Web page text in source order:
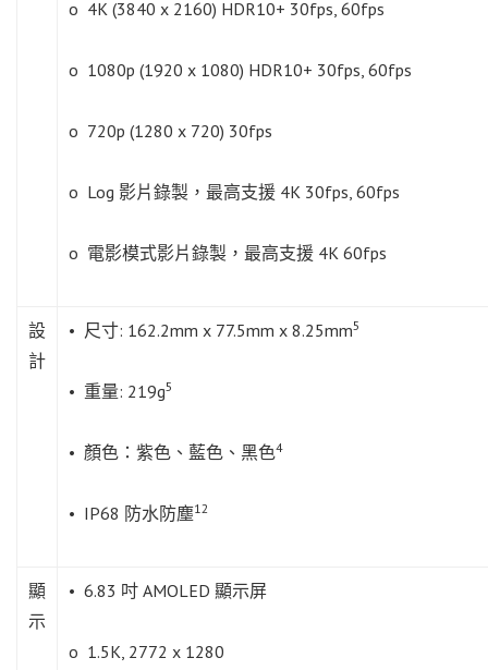
o 4K (3840 x 2160) HDR10+ 30fps, 60fps
o 1080p (1920 x 1080) HDR10+ 30fps, 60fps
o 720p (1280 x 720) 30fps
o Log 影片錄製，最高支援 4K 30fps, 60fps
o 電影模式影片錄製，最高支援 4K 60fps
設
計
• 尺寸: 162.2mm x 77.5mm x 8.25mm5
• 重量: 219g5
• 顏色：紫色、藍色、黑色4
• IP68 防水防塵12
顯
示
• 6.83 吋 AMOLED 顯示屏
o 1.5K, 2772 x 1280